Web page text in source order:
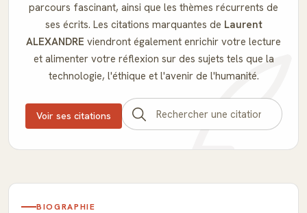
parcours fascinant, ainsi que les thèmes récurrents de
ses écrits. Les citations marquantes de Laurent
ALEXANDRE viendront également enrichir votre lecture
et alimenter votre réflexion sur des sujets tels que la
technologie, l'éthique et l'avenir de l'humanité.
Voir ses citations
BIOGRAPHIE